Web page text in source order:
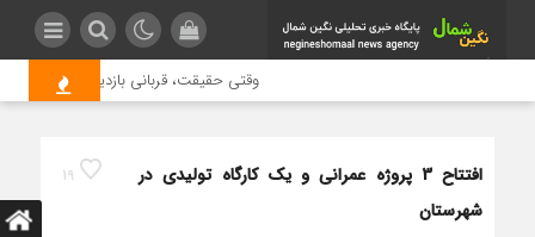
وقتی حقیقت، قربانی بازدید بیشتر می
19
افتتاح 3 پروژه عمرانی و یک کارگاه تولیدی در
شهرستان